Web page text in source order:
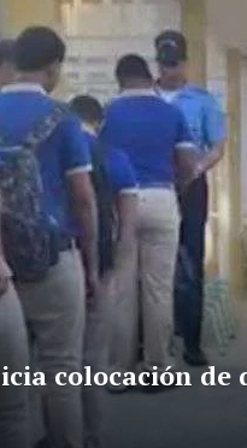
colocación de